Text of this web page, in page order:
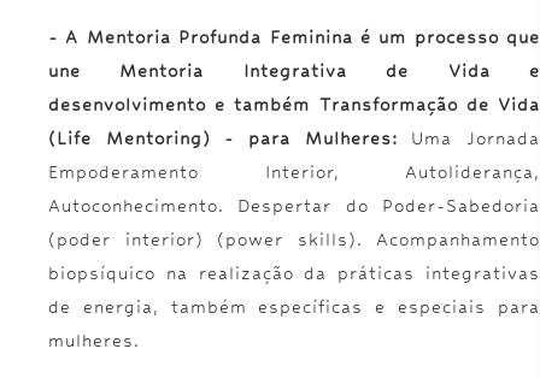
- A Mentoria Profunda Feminina é um processo que
une Mentoria Integrativa de Vida e
desenvolvimento e também Transformação de Vida
(Life Mentoring) - para Mulheres: Uma Jornada
Empoderamento Interior, Autoliderança,
Autoconhecimento. Despertar do Poder-Sabedoria
(poder interior) (power skills). Acompanhamento
biopsíquico na realização da práticas integrativas
de energia, também específicas e especiais para
mulheres.